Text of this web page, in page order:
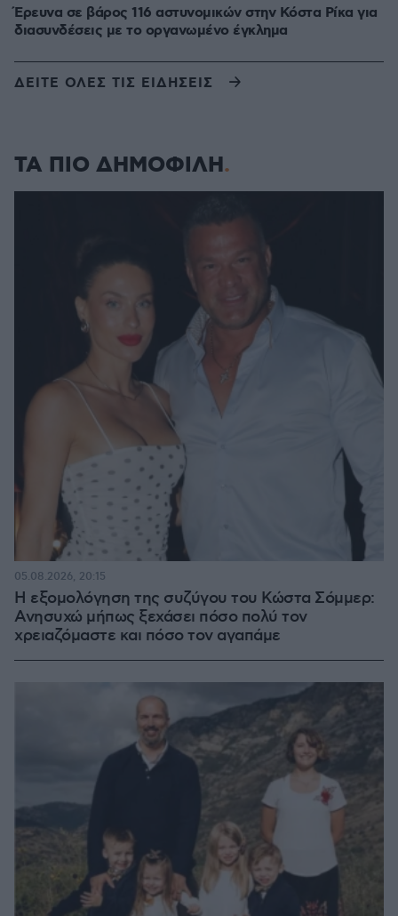
Έρευνα σε βάρος 116 αστυνομικών στην Κόστα Ρίκα για
διασυνδέσεις με το οργανωμένο έγκλημα
ΔΕΙΤΕ ΟΛΕΣ ΤΙΣ ΕΙΔΗΣΕΙΣ
ΤΑ ΠΙΟ ΔΗΜΟΦΙΛΗ
Η εξομολόγηση της συζύγου του Κώστα Σόμμερ:
Ανησυχώ μήπως ξεχάσει πόσο πολύ τον
χρειαζόμαστε και πόσο τον αγαπάμε
05.08.2026, 20:15